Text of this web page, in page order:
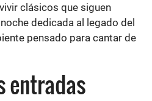
clásicos que siguen
dedicada al legado del
pensado para cantar de
entradas